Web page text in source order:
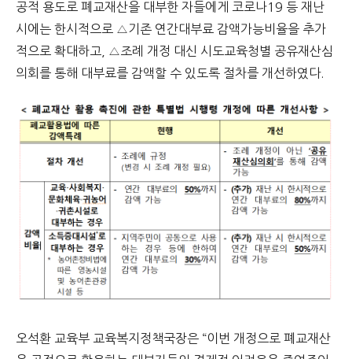
공적 용도로 폐교재산을 대부한 자들에게 코로나19 등 재난
시에는 한시적으로 △기존 연간대부료 감액가능비율을 추가
적으로 확대하고, △조례 개정 대신 시도교육청별 공유재산심
의회를 통해 대부료를 감액할 수 있도록 절차를 개선하였다.
오석환 교육부 교육복지정책국장은 “이번 개정으로 폐교재산